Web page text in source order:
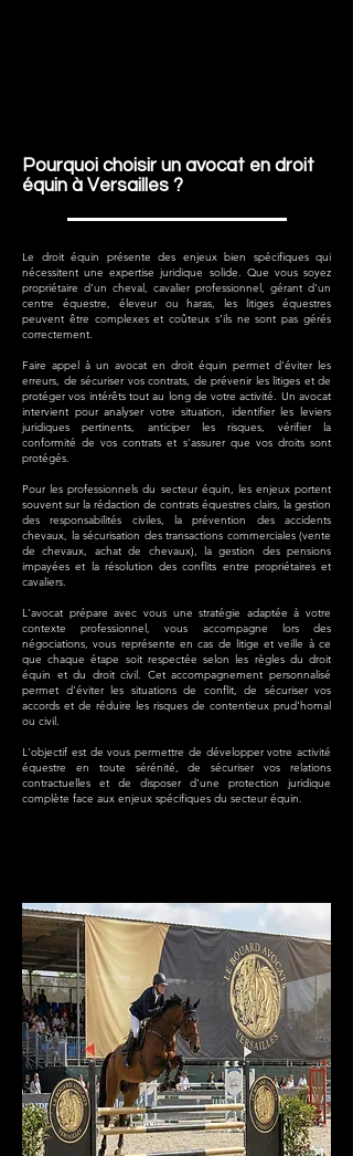
Pourquoi choisir un avocat en droit
équin à Versailles ?
Le droit équin présente des enjeux bien spécifiques qui
nécessitent une expertise juridique solide. Que vous soyez
propriétaire d'un cheval, cavalier professionnel, gérant d'un
centre équestre, éleveur ou haras, les litiges équestres
peuvent être complexes et coûteux s'ils ne sont pas gérés
correctement.
Faire appel à un avocat en droit équin permet d'éviter les
erreurs, de sécuriser vos contrats, de prévenir les litiges et de
protéger vos intérêts tout au long de votre activité. Un avocat
intervient pour analyser votre situation, identifier les leviers
juridiques pertinents, anticiper les risques, vérifier la
conformité de vos contrats et s'assurer que vos droits sont
protégés.
Pour les professionnels du secteur équin, les enjeux portent
souvent sur la rédaction de contrats équestres clairs, la gestion
des responsabilités civiles, la prévention des accidents
chevaux, la sécurisation des transactions commerciales (vente
de chevaux, achat de chevaux), la gestion des pensions
impayées et la résolution des conflits entre propriétaires et
cavaliers.
L'avocat prépare avec vous une stratégie adaptée à votre
contexte professionnel, vous accompagne lors des
négociations, vous représente en cas de litige et veille à ce
que chaque étape soit respectée selon les règles du droit
équin et du droit civil. Cet accompagnement personnalisé
permet d'éviter les situations de conflit, de sécuriser vos
accords et de réduire les risques de contentieux prud'homal
ou civil.
L'objectif est de vous permettre de développer votre activité
équestre en toute sérénité, de sécuriser vos relations
contractuelles et de disposer d'une protection juridique
complète face aux enjeux spécifiques du secteur équin.